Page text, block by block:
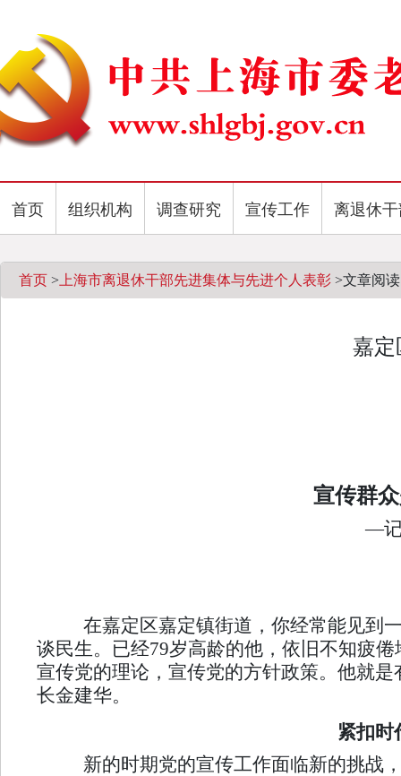
首页 组织机构 调查研究 宣传工作 离退休
首页 > 上海市离退休干部先进集体与先进个人表彰 >文章阅读
嘉定
宣传群
—
在嘉定区嘉定镇街道，你经常能见到
谈民生。已经79岁高龄的他，依旧不知疲
宣传党的理论，宣传党的方针政策。他就
长金建华。
紧扣时
新的时期党的宣传工作面临新的挑战